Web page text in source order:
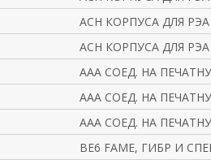
ACH КОРПУСА ДЛЯ РЭА
ACH КОРПУСА ДЛЯ РЭА
AAA СОЕД. НА
AAA СОЕД. НА
AAA СОЕД. НА
BE6 FAME, ГИБР И